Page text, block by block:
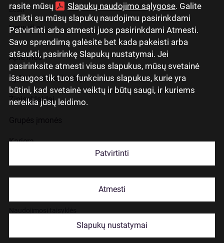
rasite mūsų
Slapukų naudojimo sąlygose. Galite
sutikti su mūsų slapukų naudojimu pasirinkdami
Patvirtinti arba atmesti juos pasirinkdami Atmesti.
Savo sprendimą galėsite bet kada pakeisti arba
atšaukti, pasirinkę Slapukų nustatymai. Jei
pasirinksite atmesti visus slapukus, mūsų svetainė
išsaugos tik tuos funkcinius slapukus, kurie yra
būtini, kad svetainė veiktų ir būtų saugi, ir kuriems
nereikia jūsų leidimo.
Patvirtinti
Atmesti
Slapukų nustatymai
Eesti
Lietuviškai
Apie mus
Ryšiai su investuotojais
Žiniasklaidai
Karjera
© 2026 Citadele Group